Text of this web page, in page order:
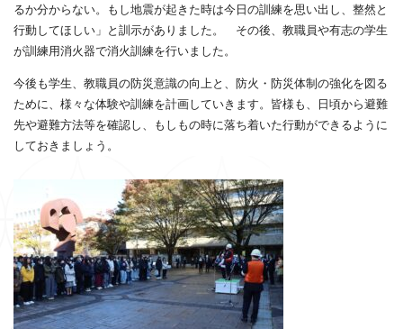
るか分からない。もし地震が起きた時は今日の訓練を思い出し、整然と
行動してほしい」と訓示がありました。 その後、教職員や有志の学生
が訓練用消火器で消火訓練を行いました。
今後も学生、教職員の防災意識の向上と、防火・防災体制の強化を図る
ために、様々な体験や訓練を計画していきます。皆様も、日頃から避難
先や避難方法等を確認し、もしもの時に落ち着いた行動ができるように
しておきましょう。